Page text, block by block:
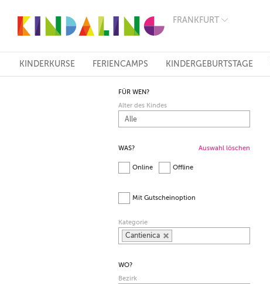
FRANKFURT
FRANKFURT
KÖLN
ESSEN
DRESDEN
WIEN
REGIONEN
KINDERKURSE FERIENCAMPS KINDERGEBURTSTAGE
FÜR WEN?
Alter des Kindes
WAS? Auswahl löschen
Online Offline
Mit Gutscheinoption
Kategorie
Cantienica
WO?
Bezirk